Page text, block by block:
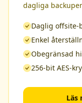
dagliga
Daglig offsite-
Enkel
Obegränsad
256-bit AES-
Läs